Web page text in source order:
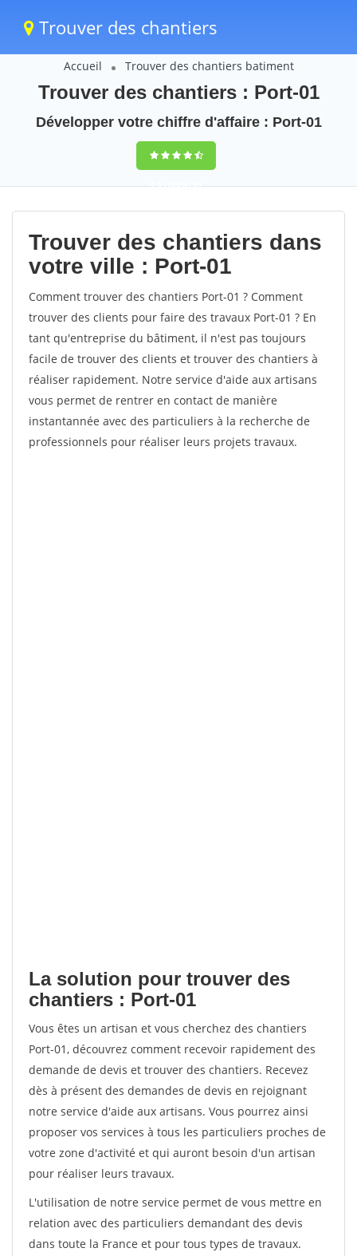
Trouver des chantiers
Accueil Trouver des chantiers batiment
Trouver des chantiers : Port-01
Développer votre chiffre d'affaire : Port-01
9,5(100%)61
votes
Trouver des chantiers dans
votre ville : Port-01
Comment trouver des chantiers Port-01 ? Comment
trouver des clients pour faire des travaux Port-01 ? En
tant qu'entreprise du bâtiment, il n'est pas toujours
facile de trouver des clients et trouver des chantiers à
réaliser rapidement. Notre service d'aide aux artisans
vous permet de rentrer en contact de manière
instantannée avec des particuliers à la recherche de
professionnels pour réaliser leurs projets travaux.
La solution pour trouver des
chantiers : Port-01
Vous êtes un artisan et vous cherchez des chantiers
Port-01, découvrez comment recevoir rapidement des
demande de devis et trouver des chantiers. Recevez
dès à présent des demandes de devis en rejoignant
notre service d'aide aux artisans. Vous pourrez ainsi
proposer vos services à tous les particuliers proches de
votre zone d'activité et qui auront besoin d'un artisan
pour réaliser leurs travaux.
L'utilisation de notre service permet de vous mettre en
relation avec des particuliers demandant des devis
dans toute la France et pour tous types de travaux.